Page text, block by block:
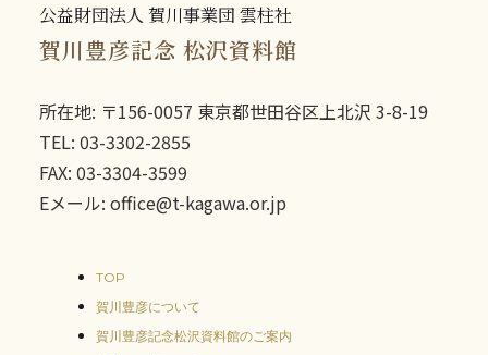
公益財団法人 賀川事業団 雲柱社
賀川豊彦記念 松沢資料館
所在地: 〒156-0057 東京都世田谷区上北沢 3-8-19
TEL: 03-3302-2855
FAX: 03-3304-3599
Eメール: office@t-kagawa.or.jp
TOP
賀川豊彦について
賀川豊彦記念松沢資料館のご案内